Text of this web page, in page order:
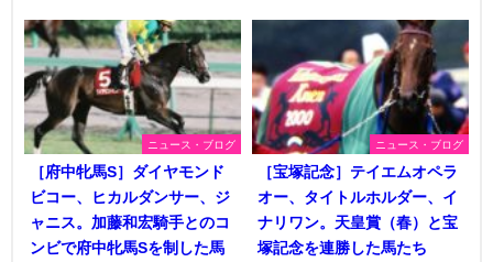
ニュース・ブログ
［府中牝馬S］ダイヤモンド
ビコー、ヒカルダンサー、ジ
ャニス。加藤和宏騎手とのコ
ンビで府中牝馬Sを制した馬
ニュース・ブログ
［宝塚記念］テイエムオペラ
オー、タイトルホルダー、イ
ナリワン。天皇賞（春）と宝
塚記念を連勝した馬たち